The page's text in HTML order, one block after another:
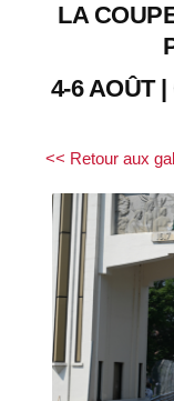
LA
4-6 AOÛT
<< Retour aux